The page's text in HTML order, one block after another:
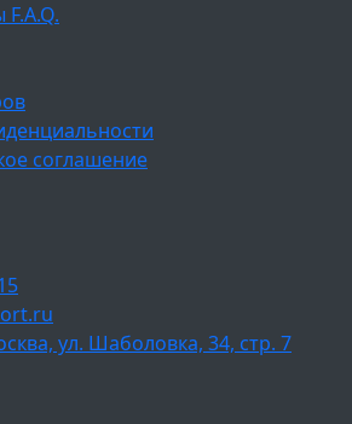
соглашение
ул. Шаболовка, 34, стр. 7